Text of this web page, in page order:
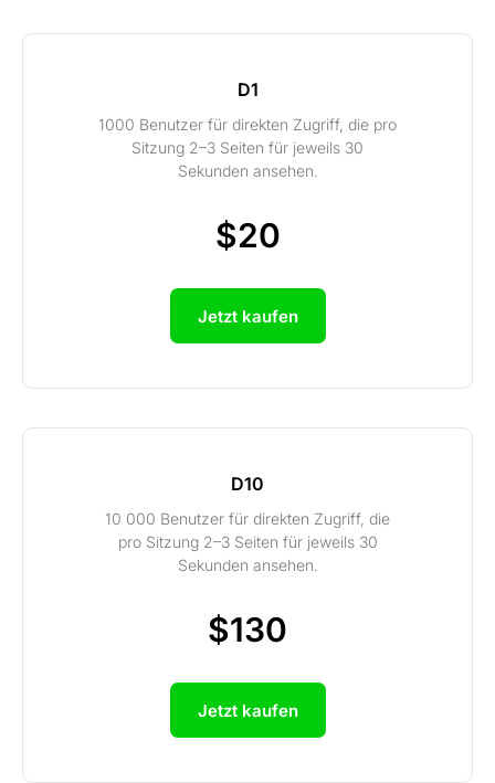
D1
1000 Benutzer für direkten Zugriff, die pro
Sitzung 2–3 Seiten für jeweils 30
Sekunden ansehen.
$20
Jetzt kaufen
D10
10 000 Benutzer für direkten Zugriff, die
pro Sitzung 2–3 Seiten für jeweils 30
Sekunden ansehen.
$130
Jetzt kaufen